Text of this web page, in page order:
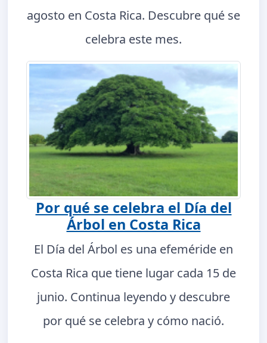
agosto en Costa Rica. Descubre qué se
celebra este mes.
Por qué se celebra el Día del
Árbol en Costa Rica
El Día del Árbol es una efeméride en
Costa Rica que tiene lugar cada 15 de
junio. Continua leyendo y descubre
por qué se celebra y cómo nació.